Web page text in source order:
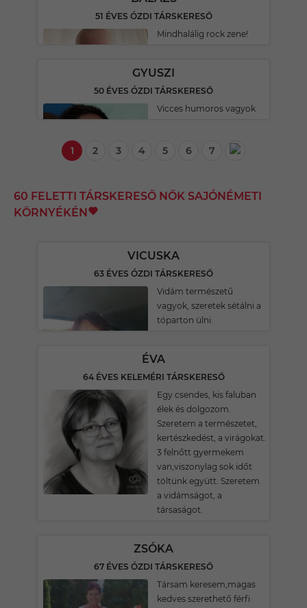
51 ÉVES ÓZDI TÁRSKERESŐ
Mindhalálig rock zene!
GYUSZI
50 ÉVES ÓZDI TÁRSKERESŐ
Vicces humoros vagyok
1 2 3 4 5 6 7
60 FELETTI TÁRSKERESŐ NŐK SAJÓNÉMETI
KÖRNYÉKÉN
VICUSKA
63 ÉVES ÓZDI TÁRSKERESŐ
Vidám természetű
vagyok, szeretek sétálni a
tóparton ülni.
ÉVA
64 ÉVES KELEMÉRI TÁRSKERESŐ
Egy csendes, kis faluban
élek és dolgozom.
Szeretem a természetet,
kertészkedést, a virágokat.
3 felnőtt gyermekem
van,viszonylag sok időt
töltünk együtt. Szeretem
a vidámságot, a
társaságot.
ZSÓKA
67 ÉVES ÓZDI TÁRSKERESŐ
Társam keresem,magas
kedves szerethető férfi